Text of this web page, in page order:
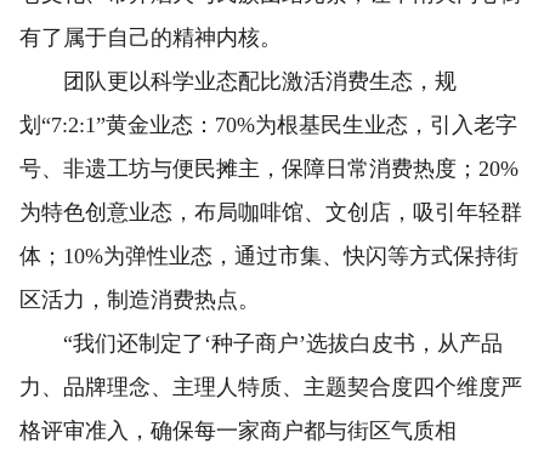
有了属于自己的精神内核。
团队更以科学业态配比激活消费生态，规
划“7:2:1”黄金业态：70%为根基民生业态，引入老字
号、非遗工坊与便民摊主，保障日常消费热度；20%
为特色创意业态，布局咖啡馆、文创店，吸引年轻群
体；10%为弹性业态，通过市集、快闪等方式保持街
区活力，制造消费热点。
“我们还制定了‘种子商户’选拔白皮书，从产品
力、品牌理念、主理人特质、主题契合度四个维度严
格评审准入，确保每一家商户都与街区气质相